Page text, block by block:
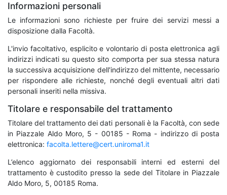
Informazioni personali
Le informazioni sono richieste per fruire dei servizi messi a
disposizione dalla Facoltà.
L'invio facoltativo, esplicito e volontario di posta elettronica agli
indirizzi indicati su questo sito comporta per sua stessa natura
la successiva acquisizione dell'indirizzo del mittente, necessario
per rispondere alle richieste, nonché degli eventuali altri dati
personali inseriti nella missiva.
Titolare e responsabile del trattamento
Titolare del trattamento dei dati personali è la Facoltà, con sede
in Piazzale Aldo Moro, 5 - 00185 - Roma - indirizzo di posta
elettronica: facolta.lettere@cert.uniroma1.it
L’elenco aggiornato dei responsabili interni ed esterni del
trattamento è custodito presso la sede del Titolare in Piazzale
Aldo Moro, 5, 00185 Roma.